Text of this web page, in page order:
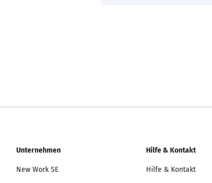
Unternehmen
New Work SE
Hilfe & Kontakt
Hilfe & Kontakt